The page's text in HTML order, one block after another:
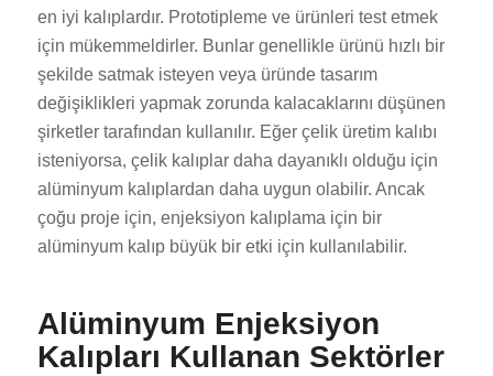
en iyi kalıplardır. Prototipleme ve ürünleri test etmek
için mükemmeldirler. Bunlar genellikle ürünü hızlı bir
şekilde satmak isteyen veya üründe tasarım
değişiklikleri yapmak zorunda kalacaklarını düşünen
şirketler tarafından kullanılır. Eğer çelik üretim kalıbı
isteniyorsa, çelik kalıplar daha dayanıklı olduğu için
alüminyum kalıplardan daha uygun olabilir. Ancak
çoğu proje için, enjeksiyon kalıplama için bir
alüminyum kalıp büyük bir etki için kullanılabilir.
Alüminyum Enjeksiyon
Kalıpları Kullanan Sektörler